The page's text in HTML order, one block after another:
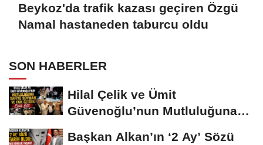
Beykoz'da trafik kazası geçiren Özgü
Namal hastaneden taburcu oldu
SON HABERLER
Hilal Çelik ve Ümit
Güvenoğlu’nun Mutluluğuna
Başkan Alkan’ın ‘2 Ay’ Sözü